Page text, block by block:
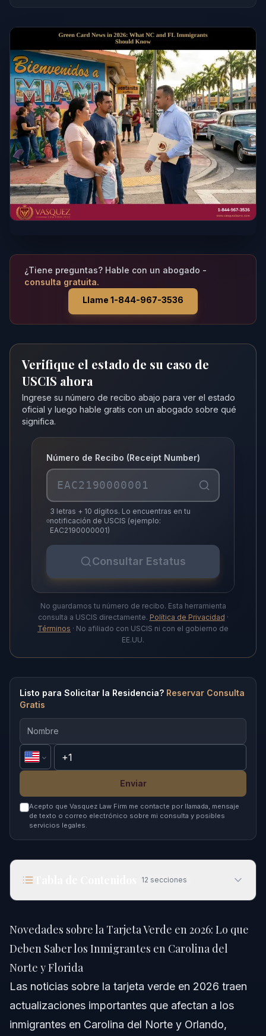
¿Tiene preguntas? Hable con un abogado -
consulta gratuita.
Llame 1-844-967-3536
Verifique el estado de su caso de
USCIS ahora
Ingrese su número de recibo abajo para ver el estado
oficial y luego hable gratis con un abogado sobre qué
significa.
Número de Recibo (Receipt Number)
3 letras + 10 dígitos. Lo encuentras en tu
notificación de USCIS (ejemplo:
EAC2190000001)
Consultar Estatus
No guardamos tu número de recibo. Esta herramienta
consulta a USCIS directamente. Política de Privacidad ·
Términos · No afiliado con USCIS ni con el gobierno de
EE.UU.
Listo para Solicitar la Residencia? Reservar Consulta
Gratis
Enviar
Acepto que Vasquez Law Firm me contacte por llamada, mensaje
de texto o correo electrónico sobre mi consulta y posibles
servicios legales.
12 secciones
Norte y Florida
Respuesta Rápida
Comprendiendo las Últimas Novedades sobre la
Verde
Novedades sobre la Tarjeta Verde en 2026: Lo que
Deben Saber los Inmigrantes en Carolina del
Norte y Florida
Las noticias sobre la tarjeta verde en 2026 traen
actualizaciones importantes que afectan a los
inmigrantes en Carolina del Norte y Orlando,